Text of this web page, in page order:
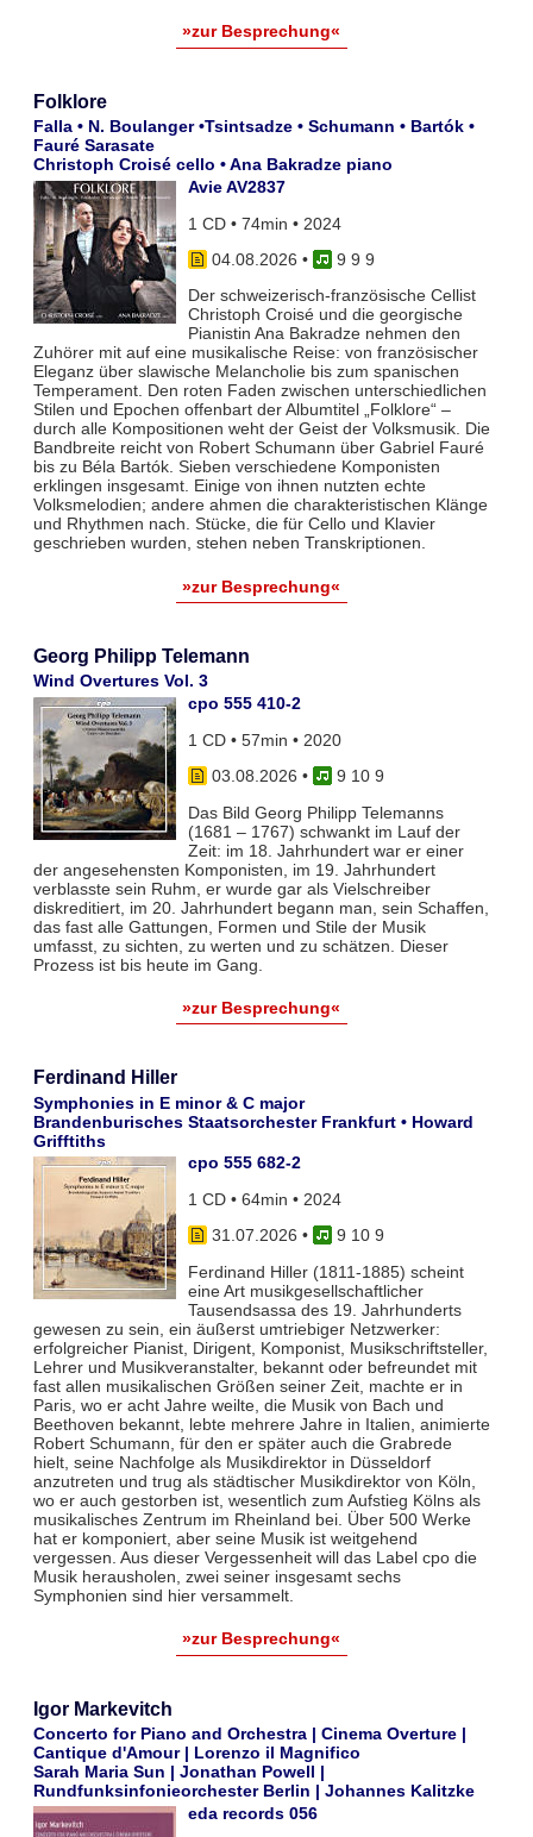
»zur Besprechung«
Folklore
Falla • N. Boulanger •Tsintsadze • Schumann • Bartók •
Fauré Sarasate
Christoph Croisé cello • Ana Bakradze piano
Avie AV2837
1 CD • 74min • 2024
04.08.2026 •
9 9 9
Der schweizerisch-französische Cellist
Christoph Croisé und die georgische
Pianistin Ana Bakradze nehmen den
Zuhörer mit auf eine musikalische Reise: von französischer
Eleganz über slawische Melancholie bis zum spanischen
Temperament. Den roten Faden zwischen unterschiedlichen
Stilen und Epochen offenbart der Albumtitel „Folklore“ –
durch alle Kompositionen weht der Geist der Volksmusik. Die
Bandbreite reicht von Robert Schumann über Gabriel Fauré
bis zu Béla Bartók. Sieben verschiedene Komponisten
erklingen insgesamt. Einige von ihnen nutzten echte
Volksmelodien; andere ahmen die charakteristischen Klänge
und Rhythmen nach. Stücke, die für Cello und Klavier
geschrieben wurden, stehen neben Transkriptionen.
»zur Besprechung«
Georg Philipp Telemann
Wind Overtures Vol. 3
cpo 555 410-2
1 CD • 57min • 2020
03.08.2026 •
9 10 9
Das Bild Georg Philipp Telemanns
(1681 – 1767) schwankt im Lauf der
Zeit: im 18. Jahrhundert war er einer
der angesehensten Komponisten, im 19. Jahrhundert
verblasste sein Ruhm, er wurde gar als Vielschreiber
diskreditiert, im 20. Jahrhundert begann man, sein Schaffen,
das fast alle Gattungen, Formen und Stile der Musik
umfasst, zu sichten, zu werten und zu schätzen. Dieser
Prozess ist bis heute im Gang.
»zur Besprechung«
Ferdinand Hiller
Symphonies in E minor & C major
Brandenburisches Staatsorchester Frankfurt • Howard
Grifftiths
cpo 555 682-2
1 CD • 64min • 2024
31.07.2026 •
9 10 9
Ferdinand Hiller (1811-1885) scheint
eine Art musikgesellschaftlicher
Tausendsassa des 19. Jahrhunderts
gewesen zu sein, ein äußerst umtriebiger Netzwerker:
erfolgreicher Pianist, Dirigent, Komponist, Musikschriftsteller,
Lehrer und Musikveranstalter, bekannt oder befreundet mit
fast allen musikalischen Größen seiner Zeit, machte er in
Paris, wo er acht Jahre weilte, die Musik von Bach und
Beethoven bekannt, lebte mehrere Jahre in Italien, animierte
Robert Schumann, für den er später auch die Grabrede
hielt, seine Nachfolge als Musikdirektor in Düsseldorf
anzutreten und trug als städtischer Musikdirektor von Köln,
wo er auch gestorben ist, wesentlich zum Aufstieg Kölns als
musikalisches Zentrum im Rheinland bei. Über 500 Werke
hat er komponiert, aber seine Musik ist weitgehend
vergessen. Aus dieser Vergessenheit will das Label cpo die
Musik herausholen, zwei seiner insgesamt sechs
Symphonien sind hier versammelt.
»zur Besprechung«
Igor Markevitch
Concerto for Piano and Orchestra | Cinema Overture |
Cantique d'Amour | Lorenzo il Magnifico
Sarah Maria Sun | Jonathan Powell |
Rundfunksinfonieorchester Berlin | Johannes Kalitzke
eda records 056